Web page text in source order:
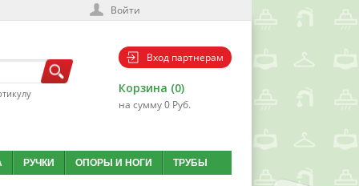
Войти
Вход партнерам
Корзина (0)
на сумму 0 Руб.
РУЧКИ ОПОРЫ И НОГИ ТРУБЫ